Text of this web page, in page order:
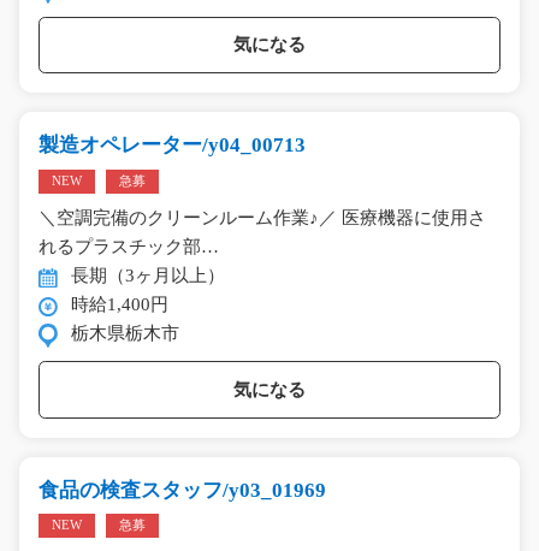
気になる
製造オペレーター/y04_00713
NEW 急募
＼空調完備のクリーンルーム作業♪／ 医療機器に使用さ
れるプラスチック部…
長期（3ヶ月以上）
時給1,400円
栃木県栃木市
気になる
食品の検査スタッフ/y03_01969
NEW 急募